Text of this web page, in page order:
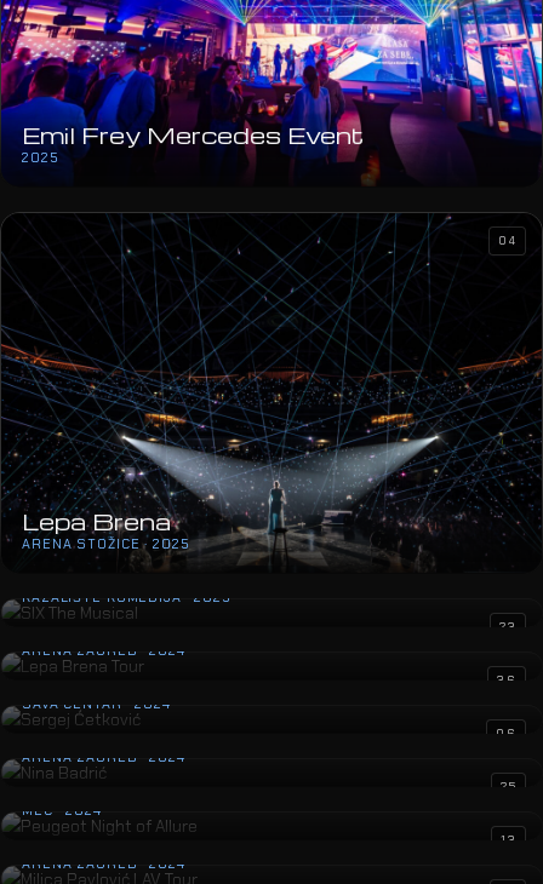
Emil Frey Mercedes Event
2025
Lepa Brena
ARENA STOŽICE · 2025
04
SIX The Musical
KAZALIŠTE KOMEDIJA · 2025
23
Lepa Brena Tour
ARENA ZAGREB · 2024
36
Sergej Ćetković
SAVA CENTAR · 2024
06
Nina Badrić
ARENA ZAGREB · 2024
25
Peugeot Night of Allure
MEC · 2024
13
Milica Pavlović LAV Tour
ARENA ZAGREB · 2024